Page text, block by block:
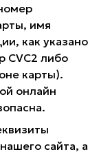
имя
как указано
CVC2 либо
карты).
онлайн
сайта, а